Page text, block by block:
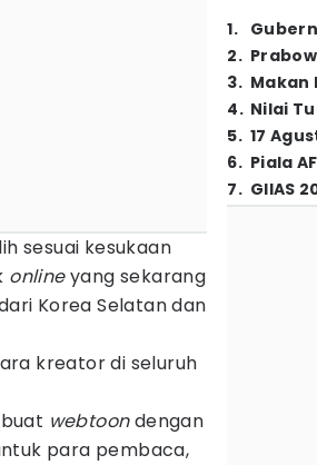
sesuai kesukaan
onlineyang sekarang
Korea Selatan dan
kreator di seluruh
webtoondengan
para pembaca,
1.
2.
3. Makan
4. Nilai
5. 17
6. Piala
7. GIIAS